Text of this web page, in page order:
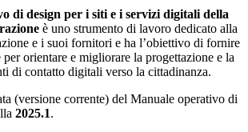
di design per i siti e i servizi digitali della
è uno strumento di lavoro dedicato alla
e i suoi fornitori e ha l’obiettivo di fornire
orientare e migliorare la progettazione e la
di contatto digitali verso la cittadinanza.
(versione corrente) del Manuale operativo di
2025.1.